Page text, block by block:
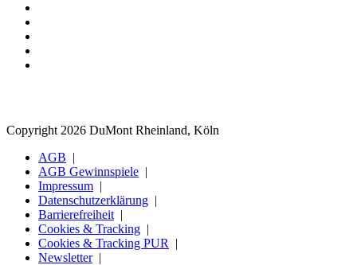
Copyright 2026 DuMont Rheinland, Köln
AGB
AGB Gewinnspiele
Impressum
Datenschutzerklärung
Barrierefreiheit
Cookies & Tracking
Cookies & Tracking PUR
Newsletter